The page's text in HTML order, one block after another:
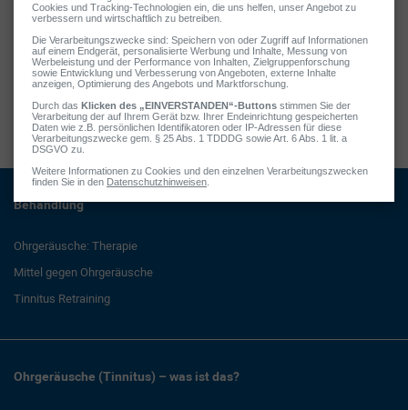
Autoren, medizinische
Fachinformationen und Quellen
Jetzt einblenden
Behandlung
Ohrgeräusche: Therapie
Mittel gegen Ohrgeräusche
Tinnitus Retraining
Ohrgeräusche (Tinnitus) – was ist das?